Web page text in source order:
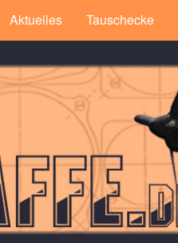
Aktuelles Tauschecke